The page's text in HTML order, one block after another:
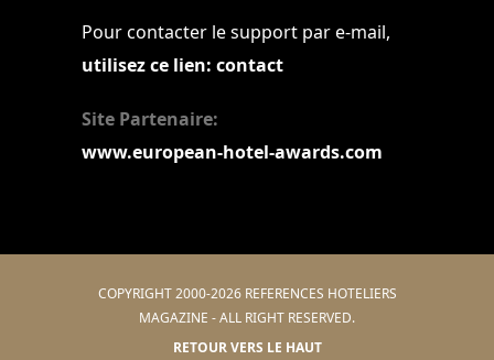
Pour contacter le support par e-mail,
utilisez ce lien: contact
Site Partenaire:
www.european-hotel-awards.com
COPYRIGHT 2000-2026 REFERENCES HOTELIERS
MAGAZINE - ALL RIGHT RESERVED.
RETOUR VERS LE HAUT